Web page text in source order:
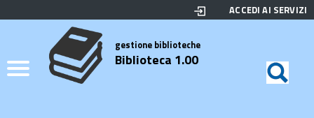
Elenco
Credits
ACCEDI AI SERVIZI
Biblioteca gestione biblioteche
Biblioteca 1.00 di